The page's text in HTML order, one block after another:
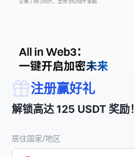
注册赢好礼
解锁高达 125 USDT 奖励！
居住国家/地区